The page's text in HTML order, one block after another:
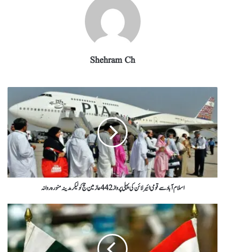
Shehram Ch
اسلام آباد سے قومی ائیر لائن کی پہلی پرواز 442 عازمین حج کو لیکر مدینہ منورہ روانہ